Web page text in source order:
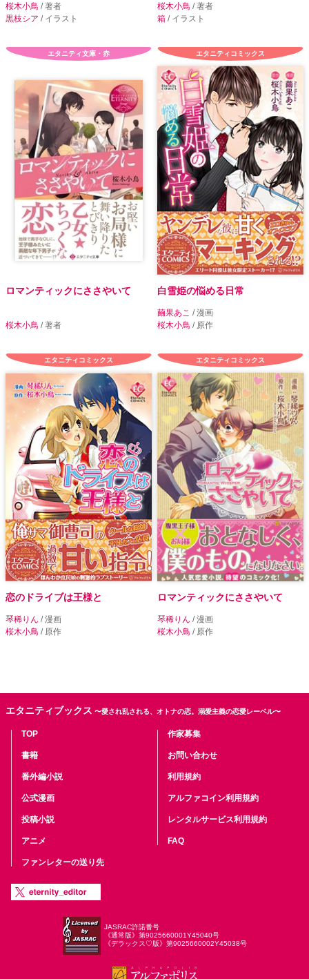
桜木小鳥 / 著者
黒枝シア / イラスト
桜木小鳥 / 著者
箱 / イラスト
エタニティ文庫・赤
ロマンティックにささやいて
桜木小鳥 / 著者
エタニティコミックス
白雪姫の悩める日常
繭果あこ / 漫画
桜木小鳥 / 原作
エタニティコミックス
恋のドライブは王様と
琴稀りん / 漫画
桜木小鳥 / 原作
エタニティコミックス
ロマンティックにささやいて
琴稀りん / 漫画
桜木小鳥 / 原作
エタニティブックス 〜愛され乱される、オトナの恋。溺愛主義の恋愛レーベル〜
TOP
書籍
番外編小説
公式漫画
投稿小説
アニメ
ファンレターの送り先
作家募集
お問い合わせ
利用規約
アルファコイン利用規約
レンタルサービス利用規約
FAQ
JASRAC許諾番号
《通常版》第9025660001Y45040号
《デラックス♡版》第9025660002Y45038号